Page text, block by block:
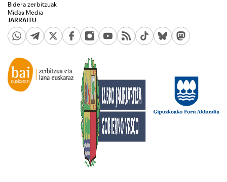
JARRAITU
Bidera zerbitzuak
Midas Media